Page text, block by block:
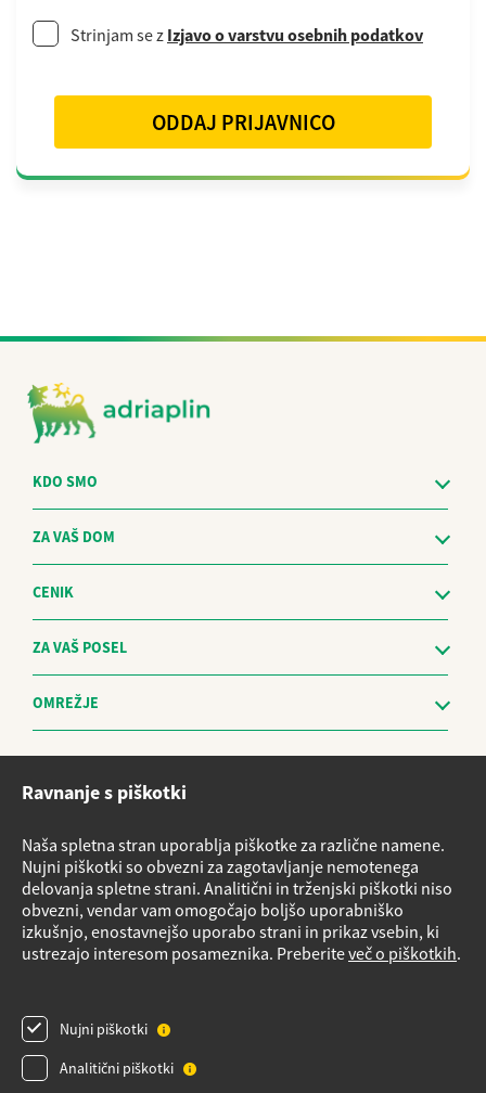
Strinjam se z Izjavo o varstvu osebnih podatkov
ODDAJ PRIJAVNICO
KDO SMO
ZA VAŠ DOM
CENIK
ZA VAŠ POSEL
OMREŽJE
Sistem za prijavo nepravilnosti in obravnavo prijaviteljev - The
Vloge za storitve
Načrt nujnih ukrepov v primeru izrednih razmer
Izvensodno reševanje potrošniških sporov
Varnostni listi
Pregled plinske napeljave
Videonadzor
Ravnanje s piškotki
Naša spletna stran uporablja piškotke za različne namene.
Nujni piškotki so obvezni za zagotavljanje nemotenega
delovanja spletne strani. Analitični in trženjski piškotki niso
obvezni, vendar vam omogočajo boljšo uporabniško
izkušnjo, enostavnejšo uporabo strani in prikaz vsebin, ki
ustrezajo interesom posameznika. Preberiteveč o piškotkih.
Nujni piškotki
Analitični piškotki